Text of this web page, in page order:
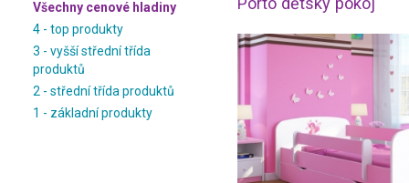
Všechny cenové hladiny
4 - top produkty
3 - vyšší střední třída
produktů
2 - střední třída produktů
1 - základní produkty